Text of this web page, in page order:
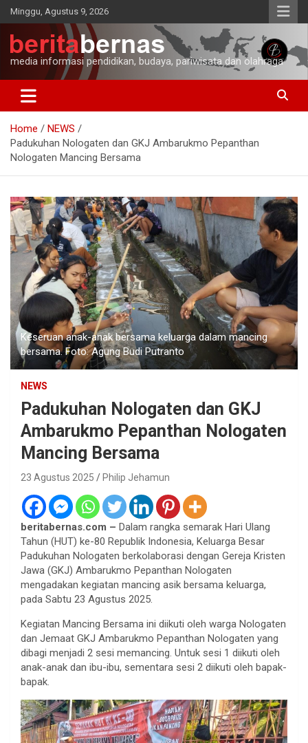
Skip
to
content
Minggu, Agustus 9, 2026
media informasi pendidikan, budaya, pariwisata dan olahraga
Home
NEWS
Padukuhan Nologaten dan GKJ Ambarukmo Pepanthan
Nologaten Mancing Bersama
Keseruan anak-anak bersama keluarga dalam mancing
bersama. Foto: Agung Budi Putranto
NEWS
Padukuhan Nologaten dan GKJ
Ambarukmo Pepanthan Nologaten
Mancing Bersama
23 Agustus 2025 Philip Jehamun
beritabernas.com – Dalam rangka semarak Hari Ulang
Tahun (HUT) ke-80 Republik Indonesia, Keluarga Besar
Padukuhan Nologaten berkolaborasi dengan Gereja Kristen
Jawa (GKJ) Ambarukmo Pepanthan Nologaten
mengadakan kegiatan mancing asik bersama keluarga,
pada Sabtu 23 Agustus 2025.
Kegiatan Mancing Bersama ini diikuti oleh warga Nologaten
dan Jemaat GKJ Ambarukmo Pepanthan Nologaten yang
dibagi menjadi 2 sesi memancing. Untuk sesi 1 diikuti oleh
anak-anak dan ibu-ibu, sementara sesi 2 diikuti oleh bapak-
bapak.